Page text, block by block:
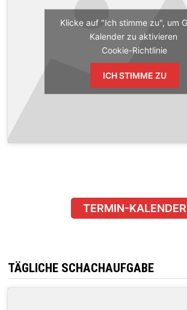
Klicke auf "Ich stimme zu", um
Kalender zu aktivieren
Cookie-Richtlinie
ICH STIMME ZU
TERMIN-KALENDER
TÄGLICHE SCHACHAUFGABE